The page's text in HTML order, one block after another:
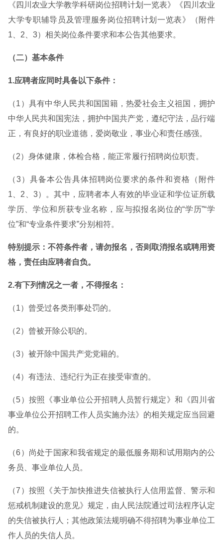
《四川农业大学教学科研岗位招聘计划一览表》《四川农业
大学专职辅导员及管理服务岗位招聘计划一览表》（附件
1、2、3）相关岗位条件要求和本公告其他要求。
（二）基本条件
1.应聘者应同时具备以下条件：
（1）具有中华人民共和国国籍，热爱社会主义祖国，拥护
中华人民共和国宪法，拥护中国共产党，遵纪守法，品行端
正，有良好的职业道德，爱岗敬业，事业心和责任感强。
（2）身体健康，体检合格，能正常履行招聘岗位职责。
（3）具备本公告具体招聘岗位要求的条件和资格（附件
1、2、3）。其中，应聘者本人有效的毕业证和学位证所载
学历、学位和所获专业名称，应与拟报名岗位的“学历”“学
位”和“专业条件要求”分别相符。
特别提示：不符条件者，请勿报名，否则取消报名或聘用资
格，责任由应聘者自负。
2.有下列情况之一者，不得报名：
（1）曾受过各类刑事处罚的。
（2）曾被开除公职的。
（3）被开除中国共产党党籍的。
（4）有违法、违纪行为正在接受审查的。
（5）按照《事业单位公开招聘人员暂行规定》和《四川省
事业单位公开招聘工作人员实施办法》的相关规定应当回避
的。
（6）尚处于国家和我省规定的最低服务期和试用期内的公
务员、事业单位人员。
（7）按照《关于加快推进失信被执行人信用监督、警示和
惩戒机制建设的意见》规定，由人民法院通过司法程序认定
的失信被执行人；其他政策法规明确不得招聘为事业单位工
作人员的失信人员。